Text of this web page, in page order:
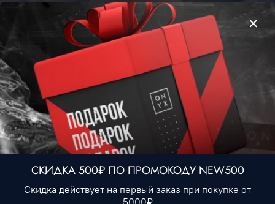
Бейсболка Hugo Boss #3
990 ₽
Нет в наличии
В избранное
Описание
СКИДКА 500₽ ПО ПРОМОКОДУ NEW500
Скидка действует на первый заказ при покупке от
5000₽